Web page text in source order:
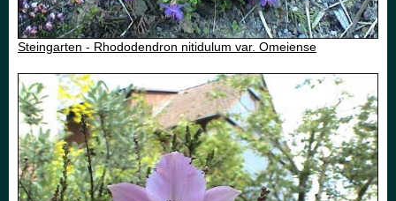
Steingarten - Rhododendron nitidulum var. Omeiense